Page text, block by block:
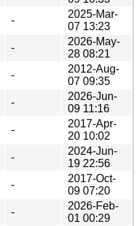
-
2025-Mar-
07 13:23
-
2026-May-
28 08:21
-
2012-Aug-
07 09:35
-
2026-Jun-
09 11:16
-
2017-Apr-
20 10:02
-
2024-Jun-
19 22:56
-
2017-Oct-
09 07:20
-
2026-Feb-
01 00:29